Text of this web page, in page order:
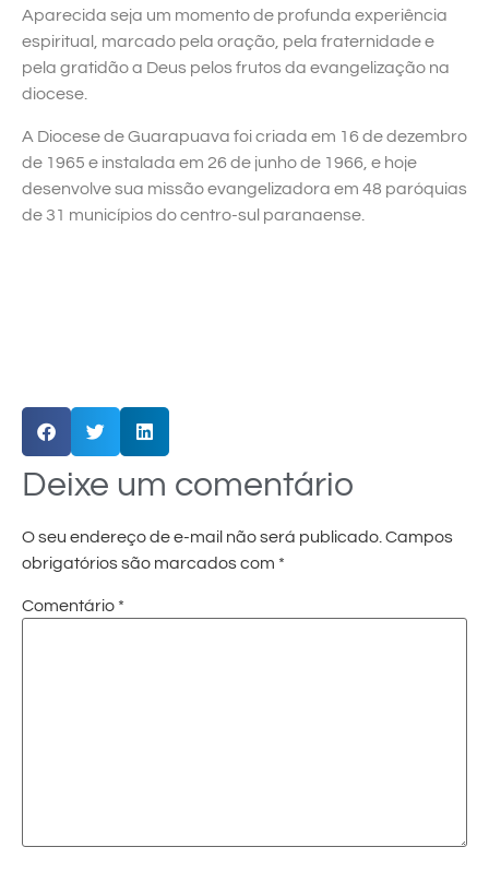
Aparecida seja um momento de profunda experiência
espiritual, marcado pela oração, pela fraternidade e
pela gratidão a Deus pelos frutos da evangelização na
diocese.
A Diocese de Guarapuava foi criada em 16 de dezembro
de 1965 e instalada em 26 de junho de 1966, e hoje
desenvolve sua missão evangelizadora em 48 paróquias
de 31 municípios do centro-sul paranaense.
Deixe um comentário
O seu endereço de e-mail não será publicado. Campos
obrigatórios são marcados com *
Comentário *